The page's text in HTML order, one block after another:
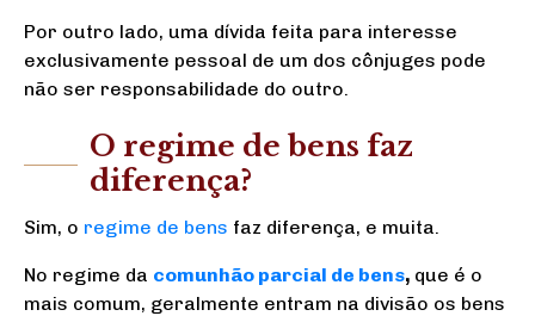
Por outro lado, uma dívida feita para interesse
exclusivamente pessoal de um dos cônjuges pode
não ser responsabilidade do outro.
O regime de bens faz
diferença?
Sim, o regime de bens faz diferença, e muita.
No regime da comunhão parcial de bens, que é o
mais comum, geralmente entram na divisão os bens